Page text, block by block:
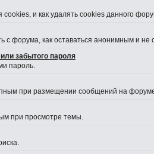
и как удалять cookies данного
с форума, как оставаться анонимным и
забытого пароля
пароль.
при размещении сообщений на
при просмотре темы.